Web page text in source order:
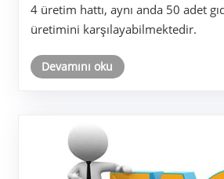
4 üretim hattı, aynı anda 50 adet
üretimini karşılayabilmektedir.
Devamını oku